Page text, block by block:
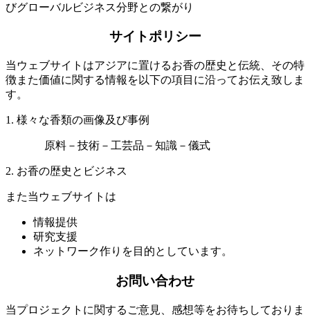
びグローバルビジネス分野との繋がり
サイトポリシー
当ウェブサイトはアジアに置けるお香の歴史と伝統、その特
徴また価値に関する情報を以下の項目に沿ってお伝え致しま
す。
1. 様々な香類の画像及び事例
原料 － 技術 － 工芸品 － 知識 － 儀式
2. お香の歴史とビジネス
また当ウェブサイトは
情報提供
研究支援
ネットワーク作りを目的としています。
お問い合わせ
当プロジェクトに関するご意見、感想等をお待ちしておりま